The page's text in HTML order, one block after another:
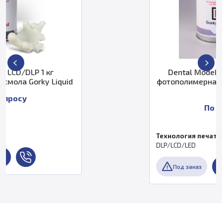
Dental Model LCD/DLP Gray 1 кг
фотополимерная смола "Gorky Liquid